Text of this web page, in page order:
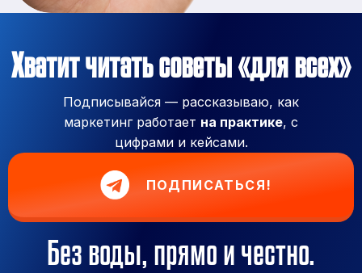
Хватит читать советы «для всех»
Подписывайся — рассказываю, как
маркетинг работает на практике, с
цифрами и кейсами.
ПОДПИСАТЬСЯ!
Без воды, прямо и честно.